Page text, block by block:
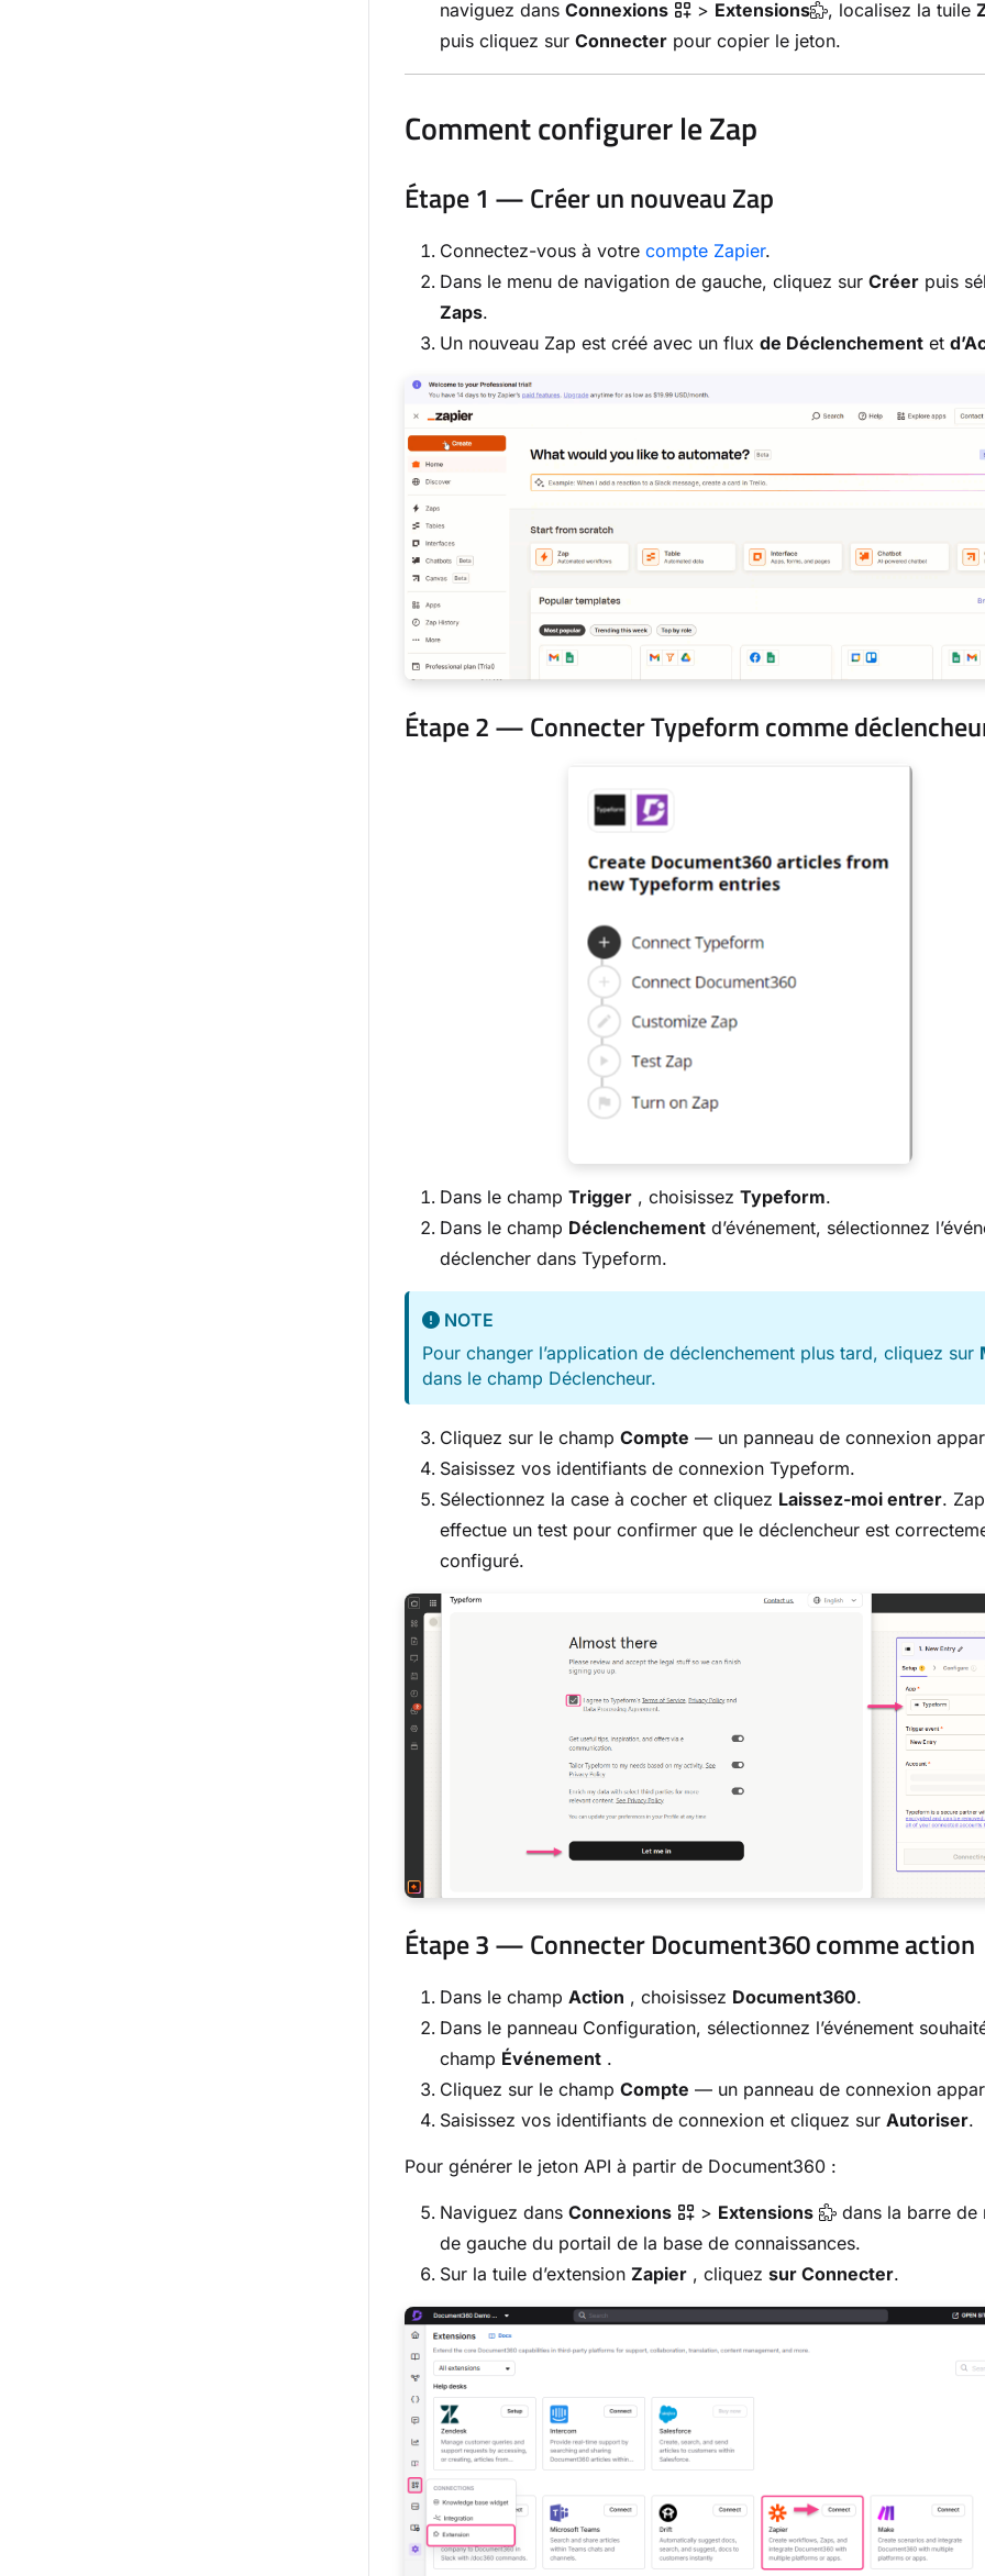
naviguez dans Connexions > Extensions , localisez la tuile
puis cliquez sur Connecter pour copier le jeton.
Comment configurer le Zap
Étape 1 — Créer un nouveau Zap
Connectez-vous à votre compte Zapier.
Dans le menu de navigation de gauche, cliquez sur Créer puis
Zaps.
Un nouveau Zap est créé avec un flux de Déclenchement et
Étape 2 — Connecter Typeform comme
Dans le champ Trigger , choisissez Typeform.
Dans le champ Déclenchement d’événement, sélectionnez
déclencher dans Typeform.
NOTE
Pour changer l’application de déclenchement plus tard, cliquez sur
dans le champ Déclencheur.
Cliquez sur le champ Compte — un panneau de connexion
Saisissez vos identifiants de connexion Typeform.
Sélectionnez la case à cocher et cliquez Laissez-moi entrer.
effectue un test pour confirmer que le déclencheur est
configuré.
Étape 3 — Connecter Document360 comme action
Dans le champ Action , choisissez Document360.
Dans le panneau Configuration, sélectionnez l’événement
champ Événement .
Cliquez sur le champ Compte — un panneau de connexion
Saisissez vos identifiants de connexion et cliquez sur Autoriser.
Pour générer le jeton API à partir de Document360 :
Naviguez dans Connexions > Extensions
dans la barre de
de gauche du portail de la base de connaissances.
Sur la tuile d’extension Zapier , cliquez sur Connecter.